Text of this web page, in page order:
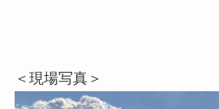
＜現場写真＞